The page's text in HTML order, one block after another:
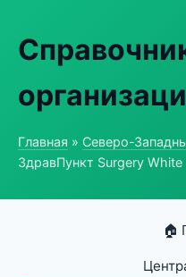
Главная » Северо-
ЗдравПункт Surgery White
🏠